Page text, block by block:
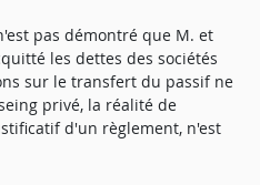
pas démontré que M. et
les dettes des sociétés
sur le transfert du passif ne
privé, la réalité de
d'un règlement, n'est